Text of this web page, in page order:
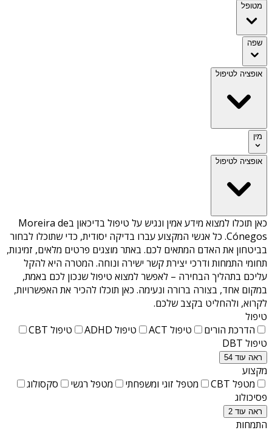
מטופל
שפה
אופציה לטיפול
מין
אופציה לטיפול
כאן תוכלו למצוא מידע אמין ונגיש על
טיפול בדיכאון בMoreira de
Cónegos. כל אנשי המקצוע עברו בדיקה יסודית, כדי שתוכלו לבחור
בביטחון את האדם המתאים לכם. באתר מוצגים פרטים מלאים, זמינות,
תחומי התמחות ודרכי יצירת קשר ישירה ונוחה. המטרה היא להקל
עליכם בתהליך הבחירה – לאפשר למצוא טיפול שנכון לכם באמת,
במקום אחד, בצורה ברורה ונעימה. כאן תוכלו להכיר את האפשרויות,
לקרוא, ולהחליט בקצב שלכם.
טיפול
הדרכת הורים
טיפול ACT טיפול ADHD
טיפול CBT
טיפול DBT
ראה עוד 54
מקצוע
מטפל CBT
מטפל זוגי ומשפחתי מטפל רגשי
סקסולוג
פסיכולוג
ראה עוד 2
התמחות